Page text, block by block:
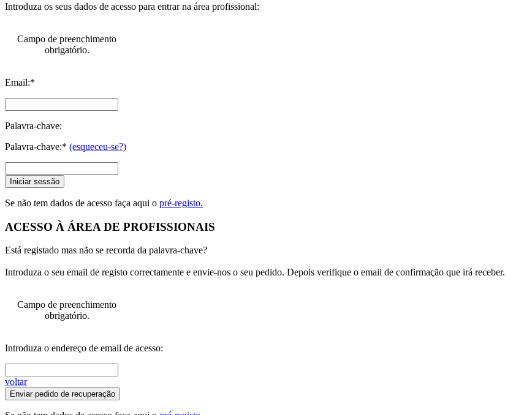
Introduza os seus dados de acesso para entrar na área profissional:
Campo de preenchimento
obrigatório.
Email:*
Palavra-chave:
Palavra-chave:* (esqueceu-se?)
Iniciar sessão
Se não tem dados de acesso faça aqui o pré-registo.
ACESSO À ÁREA DE PROFISSIONAIS
Está registado mas não se recorda da palavra-chave?
Introduza o seu email de registo correctamente e envie-nos o seu pedido. Depois verifique o email de confirmação que irá receber.
Campo de preenchimento
obrigatório.
Introduza o endereço de email de acesso:
voltar
Enviar pedido de recuperação